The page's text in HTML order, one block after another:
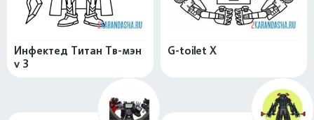
Инфектед Титан Тв-мэн
v 3
G-toilet X